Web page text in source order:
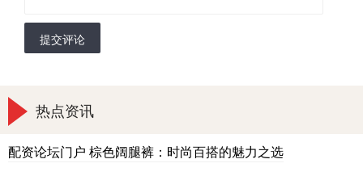
提交评论
热点资讯
配资论坛门户 棕色阔腿裤：时尚百搭的魅力之选